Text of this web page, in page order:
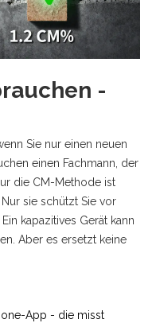
-
Sie nur einen neuen
einen Fachmann, der
die CM-Methode ist
sie schützt Sie vor
kapazitives Gerät kann
Aber es ersetzt keine
App - die misst